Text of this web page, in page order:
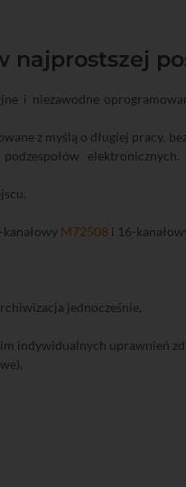
najprostszej
i niezawodne
z myślą o długiej pracy,
kanałowy M72508 i 16-
jednocześnie,
indywidualnych uprawnień